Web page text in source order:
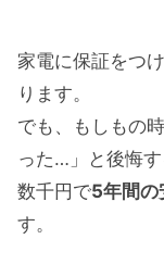
家電に保証をつ
ります。
でも、もしもの
った…」と後悔す
数千円で5年間の
す。